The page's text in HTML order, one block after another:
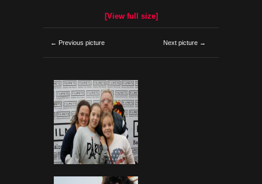
[View full size]
← Previous picture Next picture →